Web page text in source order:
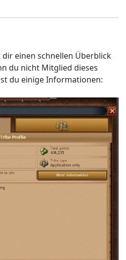
einen schnellen Überblick
du nicht Mitglied dieses
du einige Informationen: